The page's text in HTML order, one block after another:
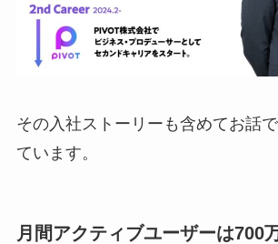
その入社ストーリーも含めてお話
ています。
月間アクティブユーザーは700